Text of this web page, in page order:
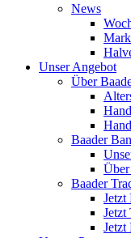
News
Unser Angebot
Über
Baader
Baader
Jetzt
Jetzt
Jetzt